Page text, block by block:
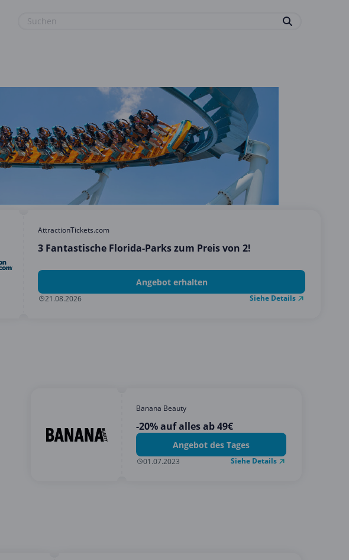
AttractionTickets.com
3 Fantastische Florida-Parks zum Preis von 2!
Angebot erhalten
21.08.2026 Siehe Details
Banana Beauty
-20% auf alles ab 49€
Angebot des Tages
01.07.2023 Siehe Details